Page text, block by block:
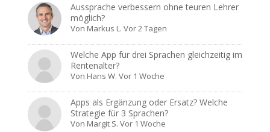
Aussprache verbessern ohne teuren Lehrer
möglich?
Von Markus L. Vor 2 Tagen
Welche App für drei Sprachen gleichzeitig im
Rentenalter?
Von Hans W. Vor 1 Woche
Apps als Ergänzung oder Ersatz? Welche
Strategie für 3 Sprachen?
Von Margit S. Vor 1 Woche